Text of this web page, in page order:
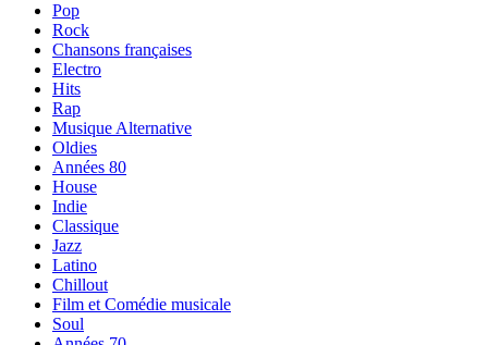
Pop
Rock
Chansons françaises
Electro
Hits
Rap
Musique Alternative
Oldies
Années 80
House
Indie
Classique
Jazz
Latino
Chillout
Film et Comédie musicale
Soul